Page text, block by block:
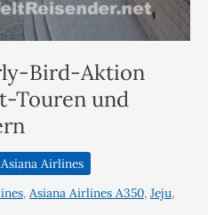
Bird-Aktion
Touren und
Asiana Airlines
, Asiana Airlines A350, Jeju,